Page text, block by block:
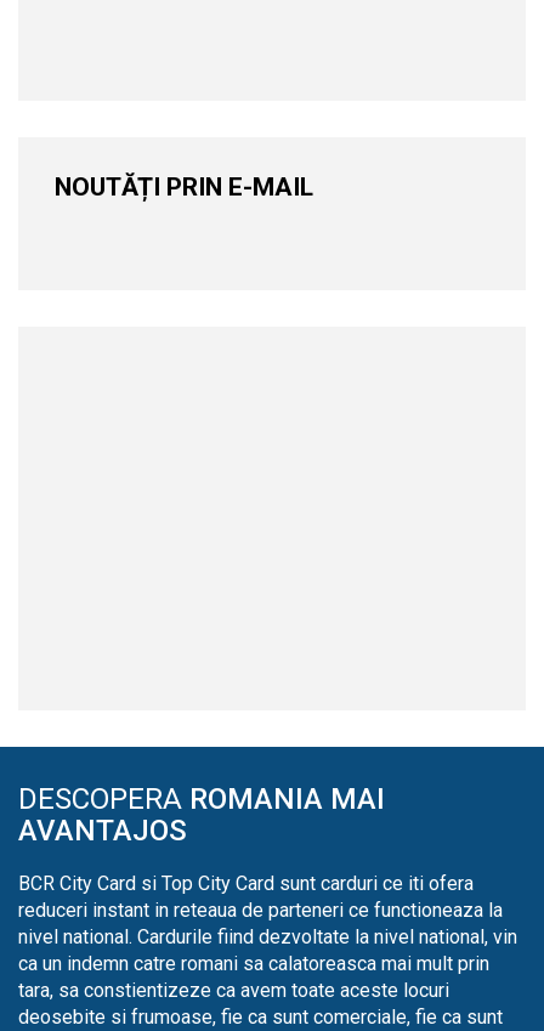
NOUTĂȚI PRIN E-MAIL
DESCOPERA ROMANIA MAI
AVANTAJOS
BCR City Card si Top City Card sunt carduri ce iti ofera
reduceri instant in reteaua de parteneri ce functioneaza la
nivel national. Cardurile fiind dezvoltate la nivel national, vin
ca un indemn catre romani sa calatoreasca mai mult prin
tara, sa constientizeze ca avem toate aceste locuri
deosebite si frumoase, fie ca sunt comerciale, fie ca sunt